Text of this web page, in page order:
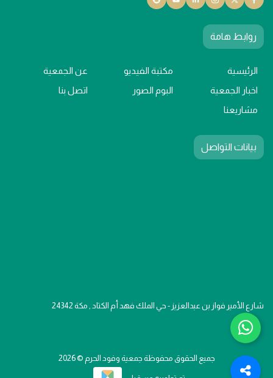
روابط هامة
الرئيسية مكتبة الفيديو
عن الجمعية
اخبار الجمعية
البوم الصور
اتصل بنا
مشاريعنا
بيانات التواصل
شارع الأمير فواز بن عبدالعزيز - حي الملك فهد أم الكتاد , مكة 24342
جميع الحقوق محفوظة جمعية وفود الحرم © 2026